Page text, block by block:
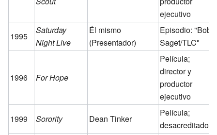
ejecutivo
1995
Saturday
Night Live
Él mismo
(Presentador)
Episodio: "Bob
Saget/TLC"
1996 For Hope
Película;
director y
productor
ejecutivo
1999
Sorority Dean Tinker
Película;
desacreditado